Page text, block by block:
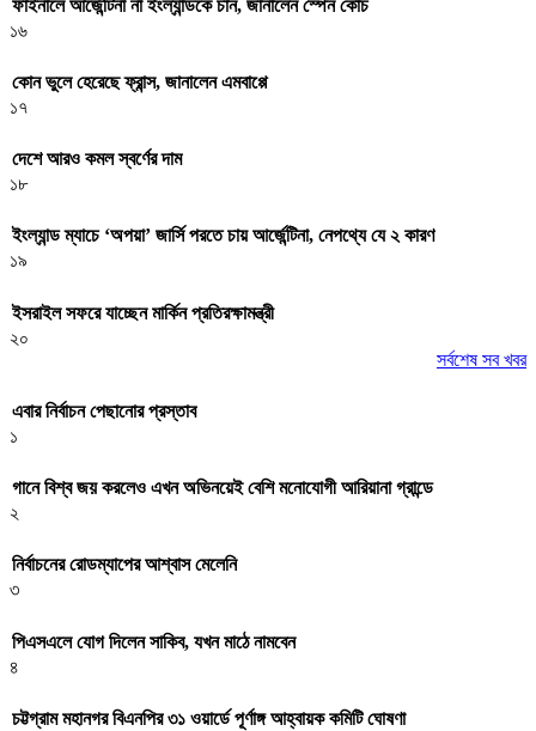
ফাইনালে আর্জেন্টিনা না ইংল্যান্ডকে চান, জানালেন স্পেন কোচ
১৬
কোন ভুলে হেরেছে ফ্রান্স, জানালেন এমবাপ্পে
১৭
দেশে আরও কমল স্বর্ণের দাম
১৮
ইংল্যান্ড ম্যাচে ‘অপয়া’ জার্সি পরতে চায় আর্জেন্টিনা, নেপথ্যে যে ২ কারণ
১৯
ইসরাইল সফরে যাচ্ছেন মার্কিন প্রতিরক্ষামন্ত্রী
২০
সর্বশেষ সব খবর
এবার নির্বাচন পেছানোর প্রস্তাব
১
গানে বিশ্ব জয় করলেও এখন অভিনয়েই বেশি মনোযোগী আরিয়ানা গ্রান্ডে
২
নির্বাচনের রোডম্যাপের আশ্বাস মেলেনি
৩
পিএসএলে যোগ দিলেন সাকিব, যখন মাঠে নামবেন
৪
চট্টগ্রাম মহানগর বিএনপির ৩১ ওয়ার্ডে পূর্ণাঙ্গ আহ্বায়ক কমিটি ঘোষণা